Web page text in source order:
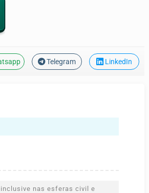
Telegram LinkedIn
nas esferas civil e